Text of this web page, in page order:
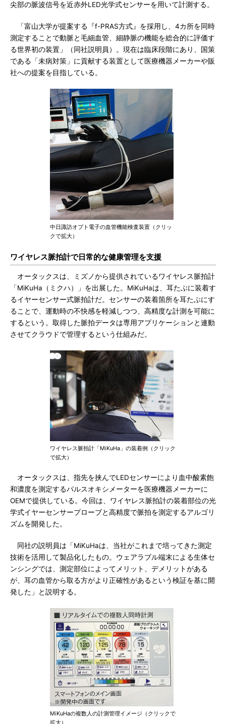
尖部の脈波信号を近赤外LED光学式センサーを用いて計測する。
「富山大学が提案する『f-PRAS方式』を採用し、4カ所を同時
測定することで動脈と毛細血管、細静脈の機能を総合的に評価す
る世界初の装置」（同社説明員）。現在は臨床段階にあり、国策
である「未病対策」に貢献する装置として医療機器メーカーや販
社への提案を目指している。
中日諏訪オプト電子の血管機能検査装置（クリッ
クで拡大）
ワイヤレス脈拍計で日常的な健康管理を支援
オータックスは、ミズノから提供されているワイヤレス脈拍計
「MiKuHa（ミクハ）」を出展した。MiKuHaは、耳たぶに装着す
るイヤーセンサー式脈拍計だ。センサーの装着箇所を耳たぶにす
ることで、運動時の不快感を軽減しつつ、高精度な計測を可能に
するという。取得した脈拍データは専用アプリケーションと連動
させてクラウドで管理するという仕組みだ。
ワイヤレス脈拍計「MiKuHa」の装着例（クリック
で拡大）
オータックスは、指先を挟んでLEDセンサーにより血中酸素飽
和濃度を測定するパルスオキシメーターを医療機器メーカーに
OEMで提供している。今回は、ワイヤレス脈拍計の装着部位の光
学式イヤーセンサープローブと高精度で脈拍を測定するアルゴリ
ズムを開発した。
同社の説明員は「MiKuHaは、当社がこれまで培ってきた測定
技術を活用して製品化したもの。ウェアラブル端末による生体セ
ンシングでは、測定部位によってメリット、デメリットがある
が、耳の血管から取る方がより正確性があるという検証を基に開
発した」と説明する。
MiKuHaの複数人の計測管理イメージ（クリックで
拡大）